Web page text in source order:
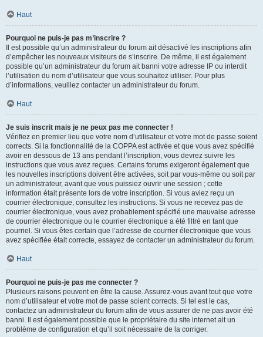
Haut
Pourquoi ne puis-je pas m’inscrire ?
Il est possible qu’un administrateur du forum ait désactivé les inscriptions afin
d’empêcher les nouveaux visiteurs de s’inscrire. De même, il est également
possible qu’un administrateur du forum ait banni votre adresse IP ou interdit
l’utilisation du nom d’utilisateur que vous souhaitez utiliser. Pour plus
d’informations, veuillez contacter un administrateur du forum.
Haut
Je suis inscrit mais je ne peux pas me connecter !
Vérifiez en premier lieu que votre nom d’utilisateur et votre mot de passe soient
corrects. Si la fonctionnalité de la COPPA est activée et que vous avez spécifié
avoir en dessous de 13 ans pendant l’inscription, vous devrez suivre les
instructions que vous avez reçues. Certains forums exigeront également que
les nouvelles inscriptions doivent être activées, soit par vous-même ou soit par
un administrateur, avant que vous puissiez ouvrir une session ; cette
information était présente lors de votre inscription. Si vous aviez reçu un
courrier électronique, consultez les instructions. Si vous ne recevez pas de
courrier électronique, vous avez probablement spécifié une mauvaise adresse
de courrier électronique ou le courrier électronique a été filtré en tant que
pourriel. Si vous êtes certain que l’adresse de courrier électronique que vous
avez spécifiée était correcte, essayez de contacter un administrateur du forum.
Haut
Pourquoi ne puis-je pas me connecter ?
Plusieurs raisons peuvent en être la cause. Assurez-vous avant tout que votre
nom d’utilisateur et votre mot de passe soient corrects. Si tel est le cas,
contactez un administrateur du forum afin de vous assurer de ne pas avoir été
banni. Il est également possible que le propriétaire du site internet ait un
problème de configuration et qu’il soit nécessaire de la corriger.